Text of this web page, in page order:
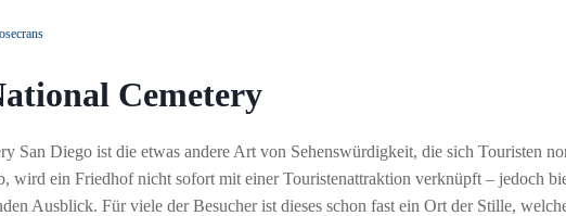
Cemetery
San Diego ist die etwas andere Art von Sehenswürdigkeit, die sich Touristen
wird ein Friedhof nicht sofort mit einer Touristenattraktion verknüpft – jedoch
Ausblick. Für viele der Besucher ist dieses schon fast ein Ort der Stille,